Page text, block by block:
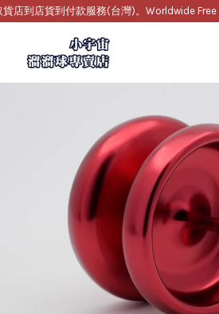
店到店貨到付款服務(台灣)。Worldwide Free
您的購物車目前
繼續購物